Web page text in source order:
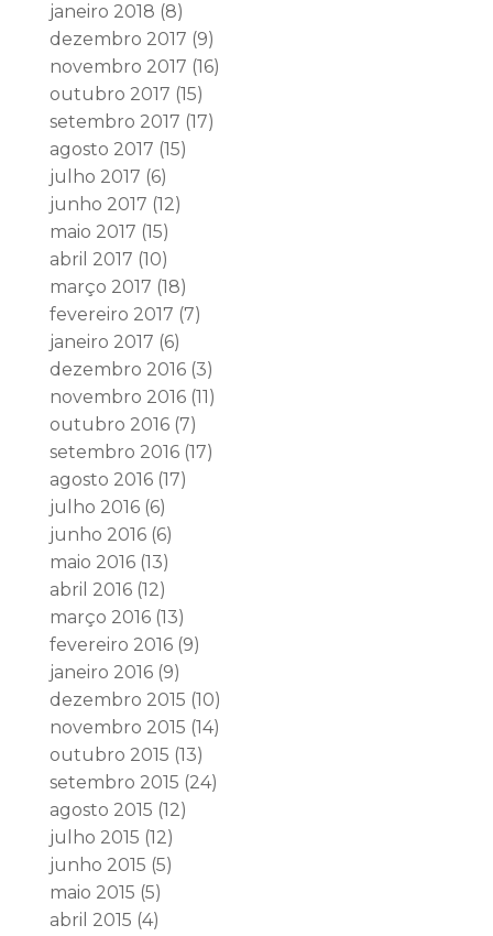
janeiro 2018 (8)
dezembro 2017 (9)
novembro 2017 (16)
outubro 2017 (15)
setembro 2017 (17)
agosto 2017 (15)
julho 2017 (6)
junho 2017 (12)
maio 2017 (15)
abril 2017 (10)
março 2017 (18)
fevereiro 2017 (7)
janeiro 2017 (6)
dezembro 2016(3)
novembro 2016(11)
outubro 2016(7)
setembro 2016(17)
agosto 2016(17)
julho 2016(6)
junho 2016(6)
maio 2016(13)
abril 2016(12)
março 2016(13)
fevereiro 2016(9)
janeiro 2016(9)
dezembro 2015 (10)
novembro 2015 (14)
outubro 2015 (13)
setembro 2015 (24)
agosto 2015 (12)
julho 2015 (12)
junho 2015 (5)
maio 2015 (5)
abril 2015 (4)